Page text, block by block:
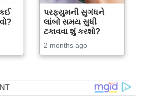
પરફ્યુમની સુગંધને
લાંબો સમય સુધી
ટકાવવા શું કરશો?
2 months ago